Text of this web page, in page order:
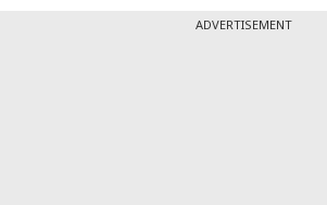
ADVERTISEMENT